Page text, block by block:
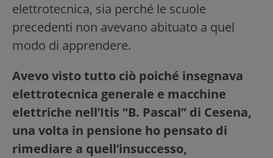
elettrotecnica, sia perché le scuole
precedenti non avevano abituato a quel
modo di apprendere.
Avevo visto tutto ciò poiché insegnava
elettrotecnica generale e macchine
elettriche nell’Itis “B. Pascal” di Cesena,
una volta in pensione ho pensato di
rimediare a quell’insuccesso,